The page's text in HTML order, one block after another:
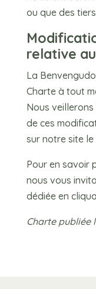
ou que des
relative
La
Charte à tout
Nous
de ces
sur notre site le
Pour en savoir
nous vous
dédiée en
Charte publiée